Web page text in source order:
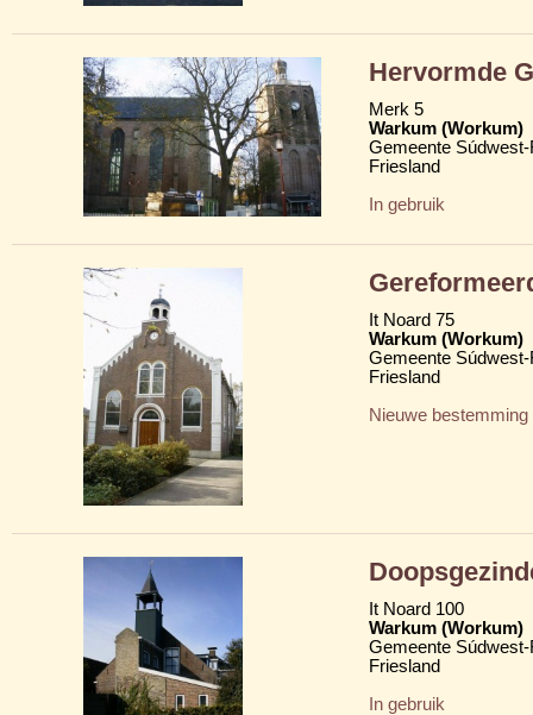
Hervormde
Merk 5
Warkum (Workum)
Gemeente
Friesland
In gebruik
It Noard 75
Warkum (Workum)
Gemeente
Friesland
Nieuwe bestemming
It Noard 100
Warkum (Workum)
Gemeente
Friesland
In gebruik